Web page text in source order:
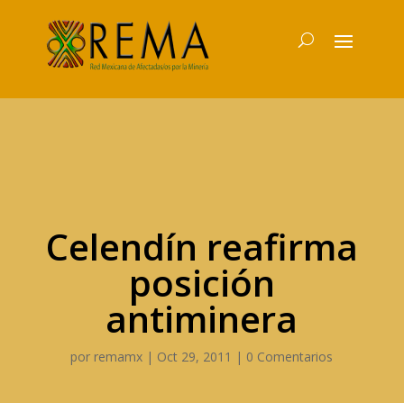
Celendín reafirma
posición
antiminera
por remamx | Oct 29, 2011 | 0 Comentarios